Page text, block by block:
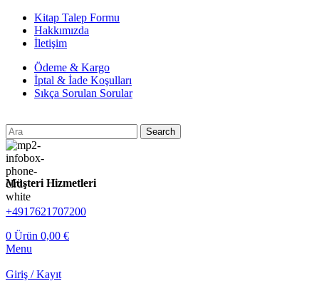
Kitap Talep Formu
Hakkımızda
İletişim
Ödeme & Kargo
İptal & İade Koşulları
Sıkça Sorulan Sorular
Search
Müşteri Hizmetleri
+4917621707200
0 Ürün 0,00 €
Menu
Giriş / Kayıt